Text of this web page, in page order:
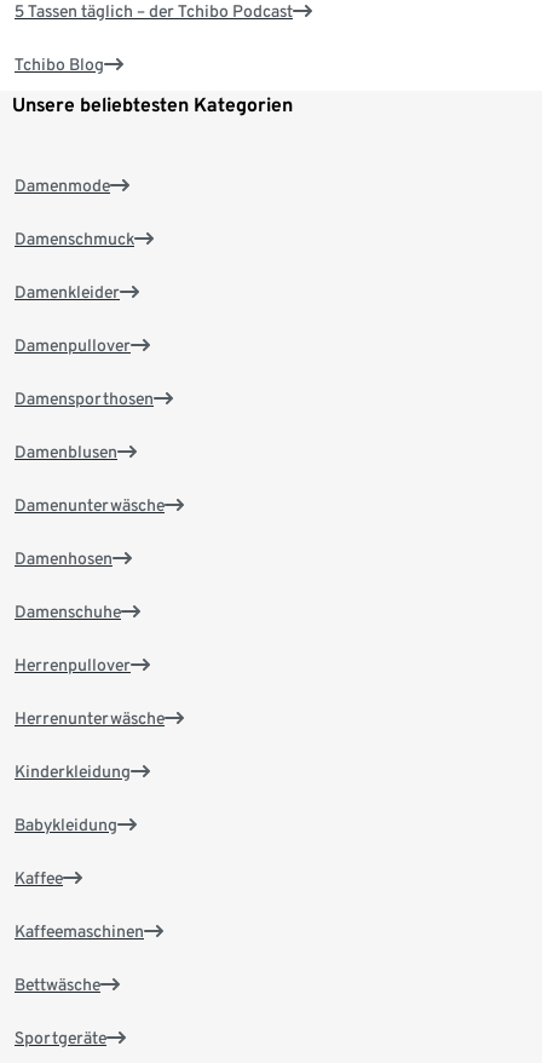
5 Tassen täglich – der Tchibo Podcast
Tchibo Blog
Unsere beliebtesten Kategorien
Damenmode
Damenschmuck
Damenkleider
Damenpullover
Damensporthosen
Damenblusen
Damenunterwäsche
Damenhosen
Damenschuhe
Herrenpullover
Herrenunterwäsche
Kinderkleidung
Babykleidung
Kaffee
Kaffeemaschinen
Bettwäsche
Sportgeräte